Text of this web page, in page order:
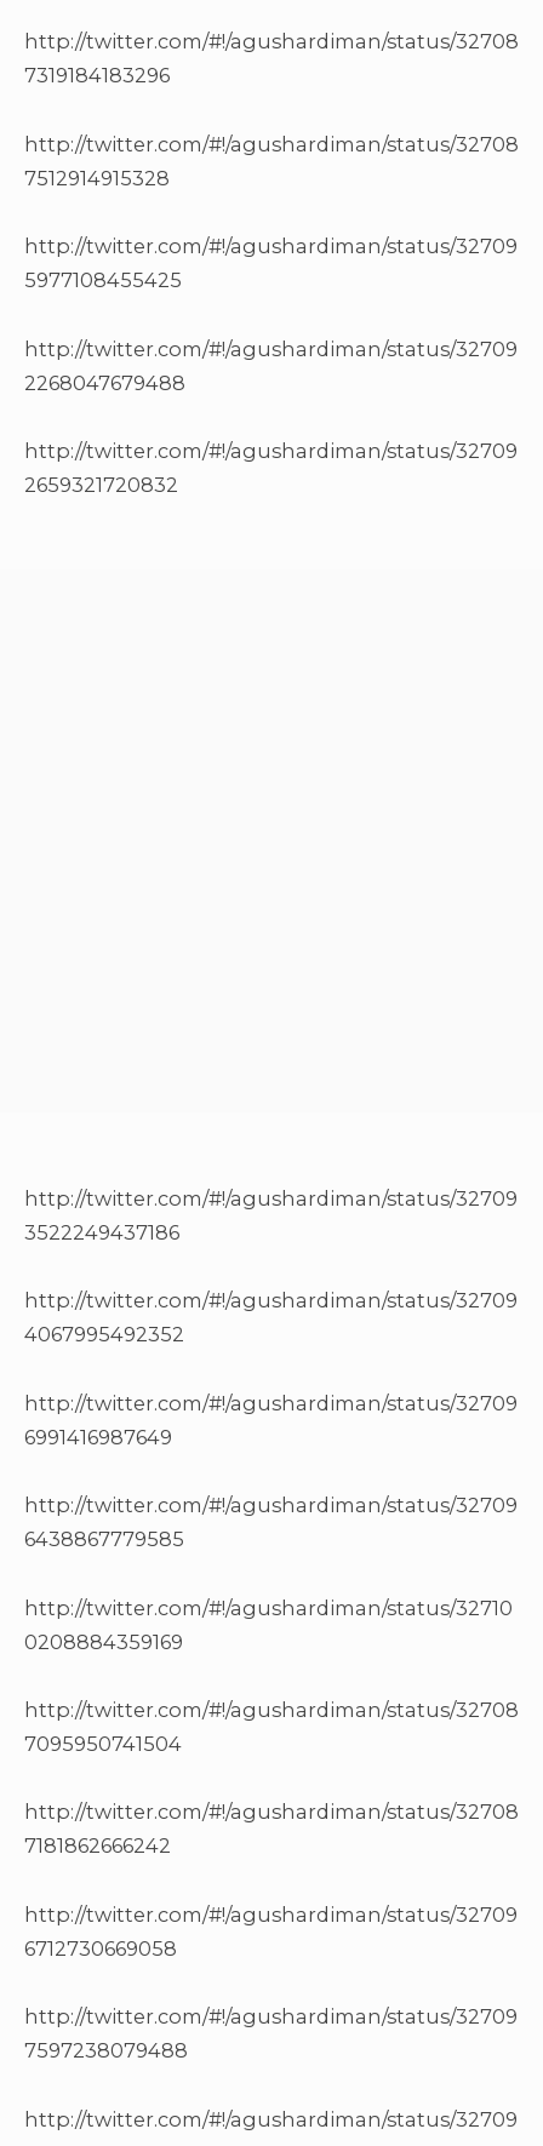
http://twitter.com/#!/agushardiman/status/32708
7319184183296
http://twitter.com/#!/agushardiman/status/32708
7512914915328
http://twitter.com/#!/agushardiman/status/32709
5977108455425
http://twitter.com/#!/agushardiman/status/32709
2268047679488
http://twitter.com/#!/agushardiman/status/32709
2659321720832
http://twitter.com/#!/agushardiman/status/32709
3522249437186
http://twitter.com/#!/agushardiman/status/32709
4067995492352
http://twitter.com/#!/agushardiman/status/32709
6991416987649
http://twitter.com/#!/agushardiman/status/32709
6438867779585
http://twitter.com/#!/agushardiman/status/32710
0208884359169
http://twitter.com/#!/agushardiman/status/32708
7095950741504
http://twitter.com/#!/agushardiman/status/32708
7181862666242
http://twitter.com/#!/agushardiman/status/32709
6712730669058
http://twitter.com/#!/agushardiman/status/32709
7597238079488
http://twitter.com/#!/agushardiman/status/32709